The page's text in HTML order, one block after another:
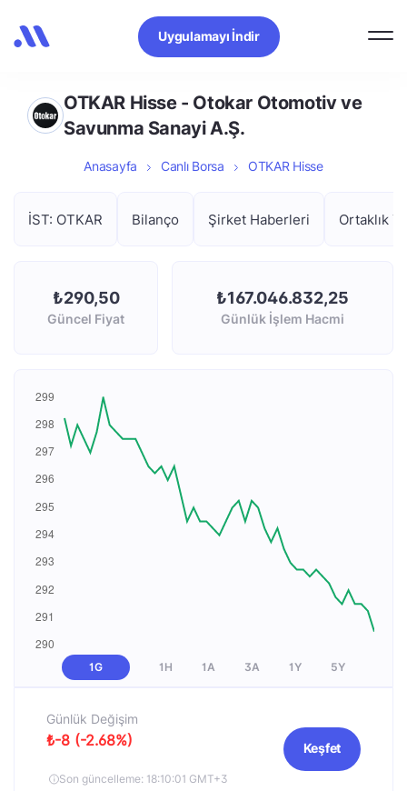
Uygulamayı İndir
OTKAR Hisse - Otokar Otomotiv ve
Savunma Sanayi A.Ş.
Anasayfa Canlı Borsa OTKAR Hisse
İST: OTKAR Bilanço Şirket Haberleri Ortaklık
₺290,50
Güncel Fiyat
₺167.046.832,25
Günlük İşlem Hacmi
1G 1H 1A 3A 1Y 5Y
Günlük Değişim
₺-8 (-2.68%)
Son güncelleme: 18:10:01 GMT+3
Keşfet